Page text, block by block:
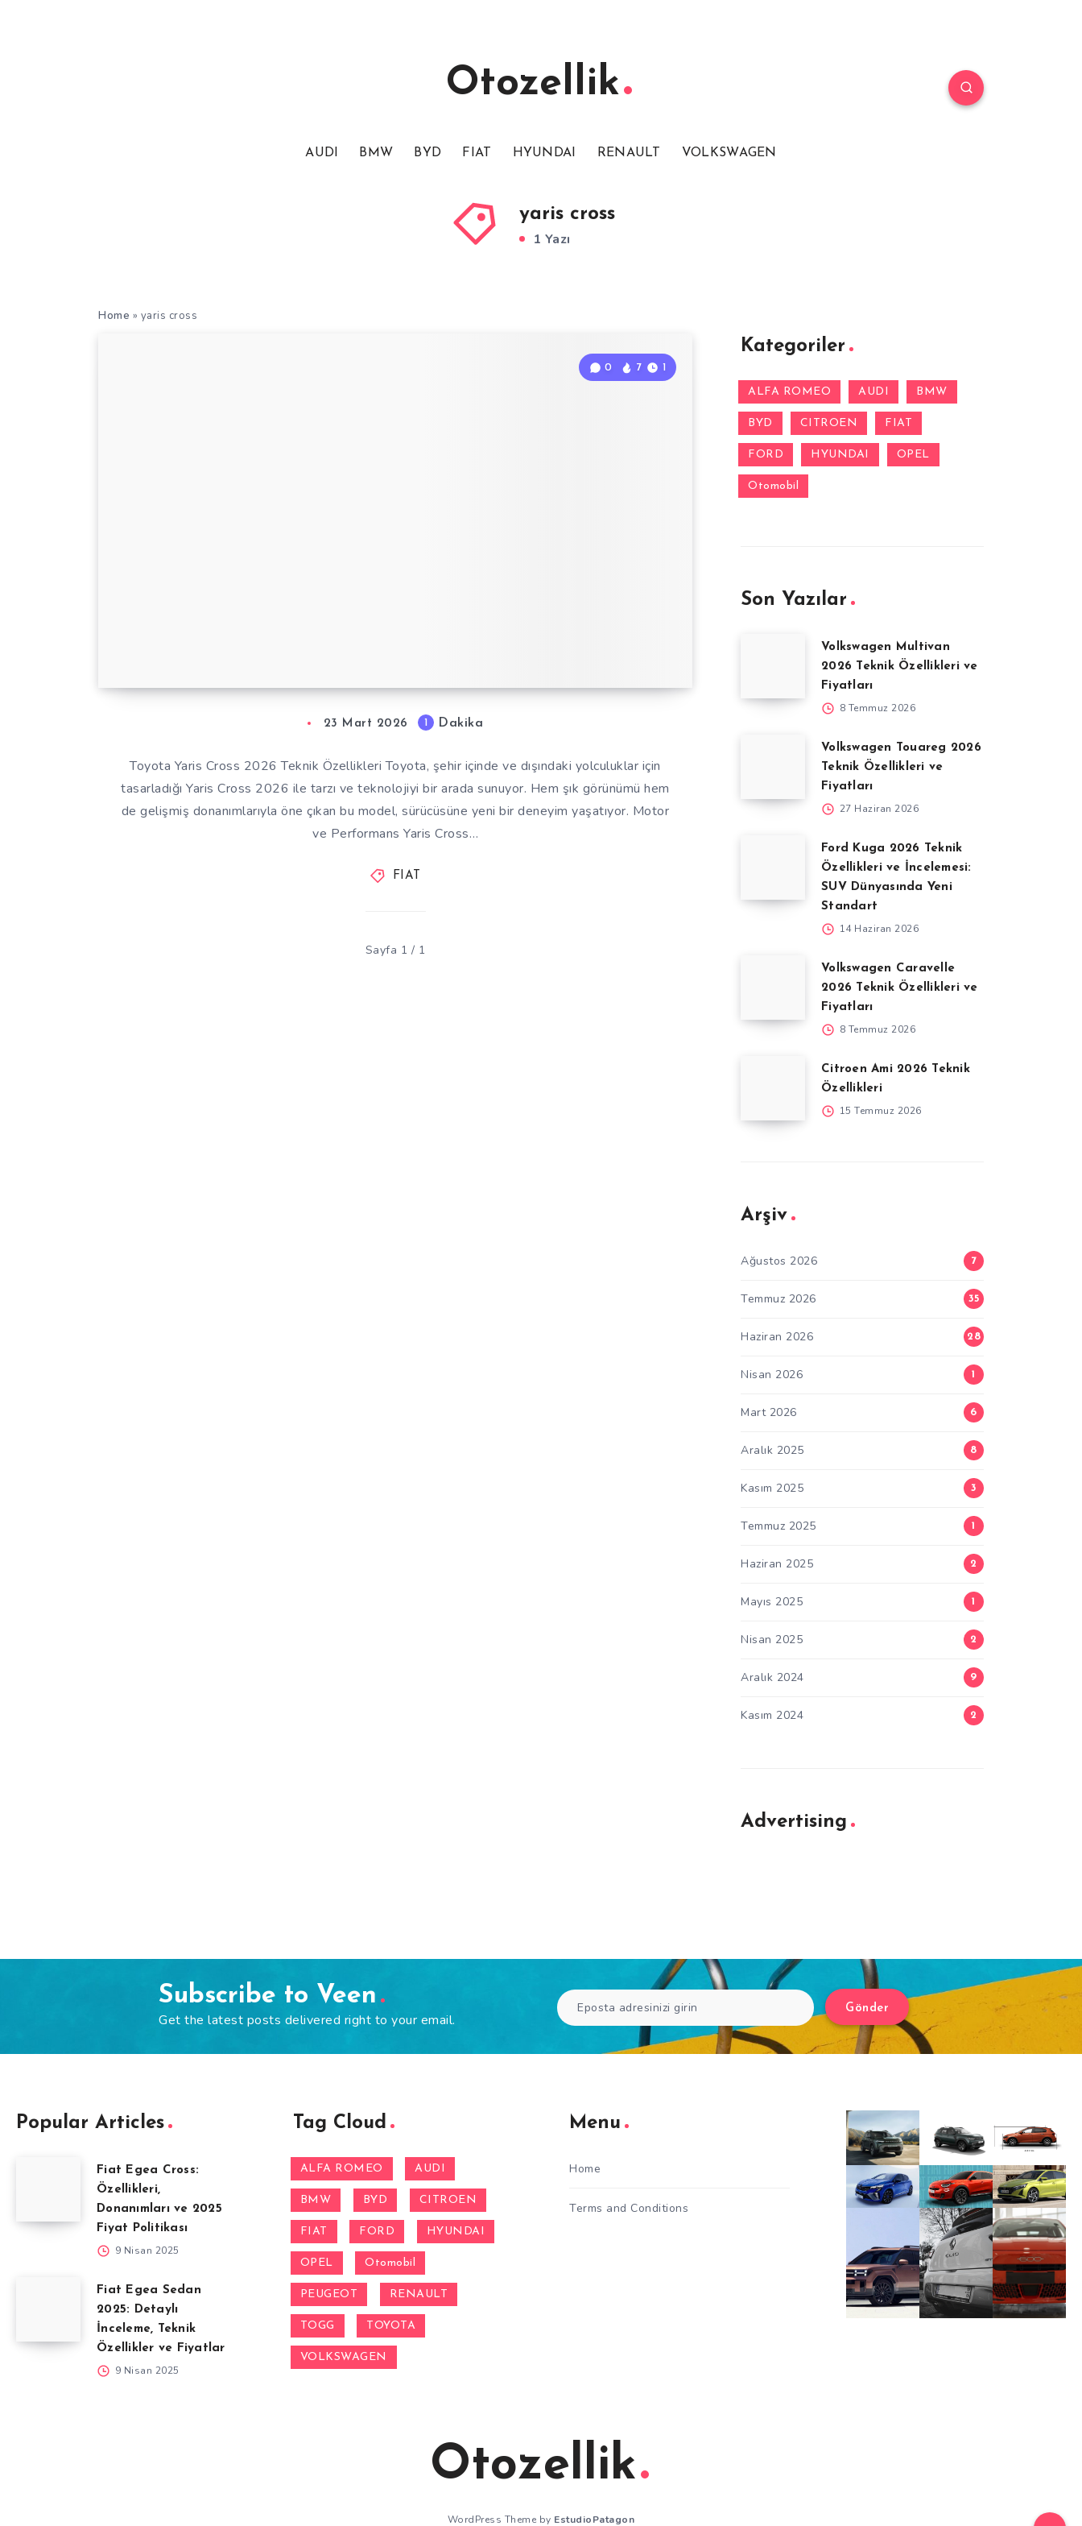
Otozellik
AUDI BMW BYD FIAT HYUNDAI RENAULT VOLKSWAGEN
yaris cross
1 Yazı
Home » yaris cross
0 7 1
23 Mart 2026 1 Dakika
Toyota Yaris Cross 2026 Teknik Özellikleri Toyota, şehir içinde ve dışındaki yolculuklar için
tasarladığı Yaris Cross 2026 ile tarzı ve teknolojiyi bir arada sunuyor. Hem şık görünümü hem
de gelişmiş donanımlarıyla öne çıkan bu model, sürücüsüne yeni bir deneyim yaşatıyor. Motor
ve Performans Yaris Cross…
FIAT
Sayfa 1 / 1
Kategoriler
ALFA ROMEO AUDI BMW
BYD CITROEN FIAT
FORD HYUNDAI OPEL
Otomobil
Son Yazılar
Volkswagen Multivan
2026 Teknik Özellikleri ve
Fiyatları
8 Temmuz 2026
Volkswagen Touareg 2026
Teknik Özellikleri ve
Fiyatları
27 Haziran 2026
Ford Kuga 2026 Teknik
Özellikleri ve İncelemesi:
SUV Dünyasında Yeni
Standart
14 Haziran 2026
Volkswagen Caravelle
2026 Teknik Özellikleri ve
Fiyatları
8 Temmuz 2026
Citroen Ami 2026 Teknik
Özellikleri
15 Temmuz 2026
Arşiv
Ağustos 2026 7
Temmuz 2026 35
Haziran 2026 28
Nisan 2026 1
Mart 2026 6
Aralık 2025 8
Kasım 2025 3
Temmuz 2025 1
Haziran 2025 2
Mayıs 2025 1
Nisan 2025 2
Aralık 2024 9
Kasım 2024 2
Advertising
Subscribe to Veen
Get the latest posts delivered right to your email.
Gönder
Popular Articles
Fiat Egea Cross:
Özellikleri,
Donanımları ve 2025
Fiyat Politikası
9 Nisan 2025
Fiat Egea Sedan
2025: Detaylı
İnceleme, Teknik
Özellikler ve Fiyatlar
9 Nisan 2025
Tag Cloud
ALFA ROMEO AUDI
BMW BYD CITROEN
FIAT FORD HYUNDAI
OPEL Otomobil
PEUGEOT RENAULT
TOGG TOYOTA
VOLKSWAGEN
Menu
Home
Terms and Conditions
Otozellik
WordPress Theme by EstudioPatagon